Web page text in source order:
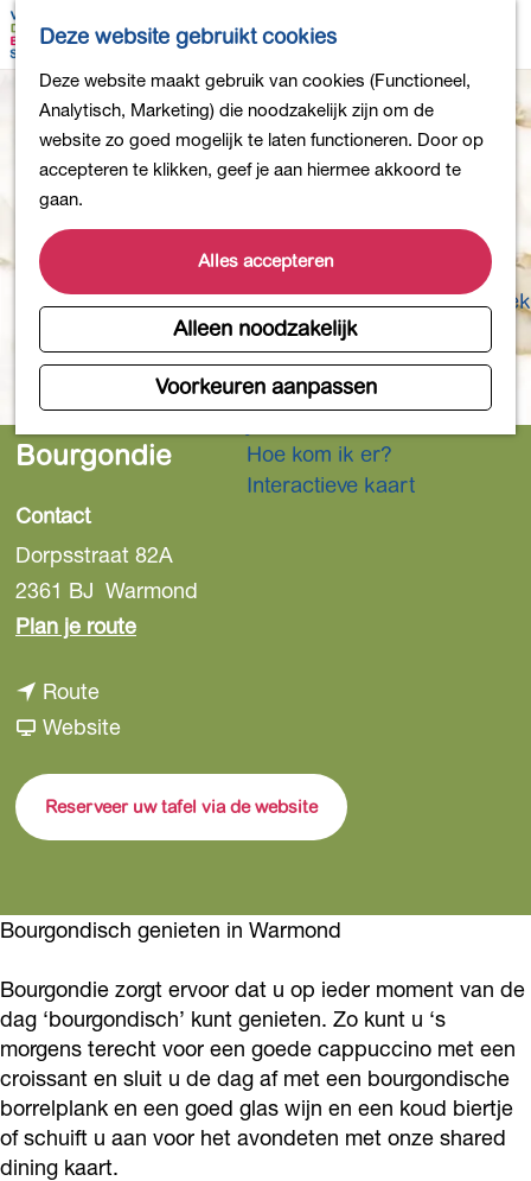
Deze website gebruikt cookies
Deze website maakt gebruik van cookies (Functioneel,
Analytisch, Marketing) die noodzakelijk zijn om de
website zo goed mogelijk te laten functioneren. Door op
accepteren te klikken, geef je aan hiermee akkoord te
gaan.
Alles accepteren
Alleen noodzakelijk
Voorkeuren aanpassen
d
K
a
r
t
Z
e
k
e
n
e
n
u
Bollen en Bloemen
Uit eten
DB4daagse - Inschrijven
Kinderactiviteiten
De natuur in
Musea en meer
Producten uit de Bollenstreek
Gezond en actief
Overnachten
Hoe kom ik er?
Interactieve kaart
Bourgondie
Contact
Dorpsstraat 82A
2361 BJ Warmond
Plan je routen
o
u
g
o
n
d
i
e
Routen
a
r
r
o
n
d
i
e
Websitev
n
r
o
n
d
i
e
Reserveer uw tafel via de website
Bourgondisch genieten in Warmond
Bourgondie zorgt ervoor dat u op ieder moment van de
dag ‘bourgondisch’ kunt genieten. Zo kunt u ‘s
morgens terecht voor een goede cappuccino met een
croissant en sluit u de dag af met een bourgondische
borrelplank en een goed glas wijn en een koud biertje
of schuift u aan voor het avondeten met onze shared
dining kaart.